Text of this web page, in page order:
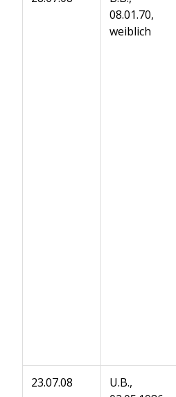
08.01.70,
weiblich
23.07.08
U.B.,